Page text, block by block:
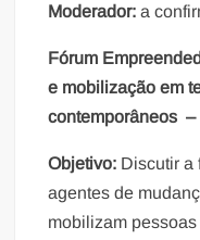
Moderador: a
Fórum
e mobilização em
contemporâneos –
Objetivo: Discutir a
agentes de
mobilizam